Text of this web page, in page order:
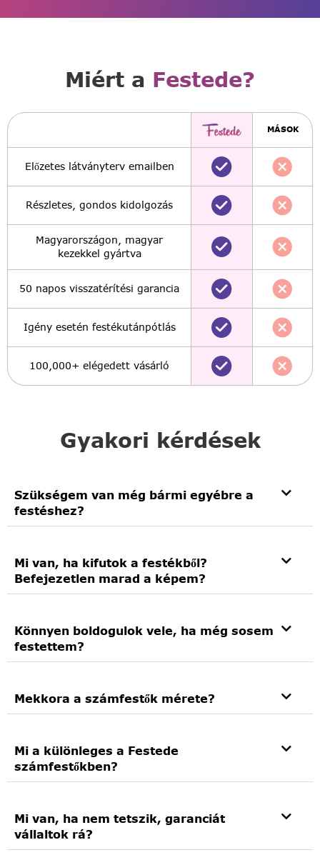
Gyakori kérdések
Szükségem van még bármi egyébre a
festéshez?
Mi van, ha kifutok a festékből?
Befejezetlen marad a képem?
Könnyen boldogulok vele, ha még sosem
festettem?
Mekkora a számfestők mérete?
Mi a különleges a Festede
számfestőkben?
Mi van, ha nem tetszik, garanciát
vállaltok rá?
Miért a Festede?
MÁSOK
Előzetes látványterv emailben
Részletes, gondos kidolgozás
Magyarországon, magyar
kezekkel gyártva
50 napos visszatérítési garancia
Igény esetén festékutánpótlás
100,000+ elégedett vásárló